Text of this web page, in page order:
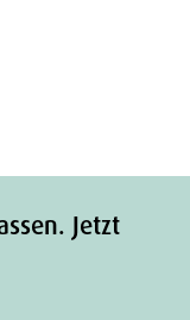
Jetzt